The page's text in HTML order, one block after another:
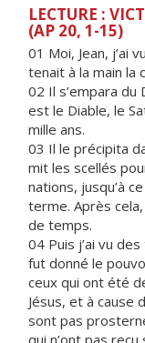
LECTURE :
(AP 20, 1-15)
01 Moi, Jean, j’ai
tenait à la main la
02 Il s’empara
est le Diable, le
mille ans.
03 Il le précipita
mit les scellés
nations, jusqu’à
terme. Après
de temps.
04 Puis j’ai vu
fut donné le
ceux qui ont été
Jésus, et à cause
sont pas
qui n’ont pas